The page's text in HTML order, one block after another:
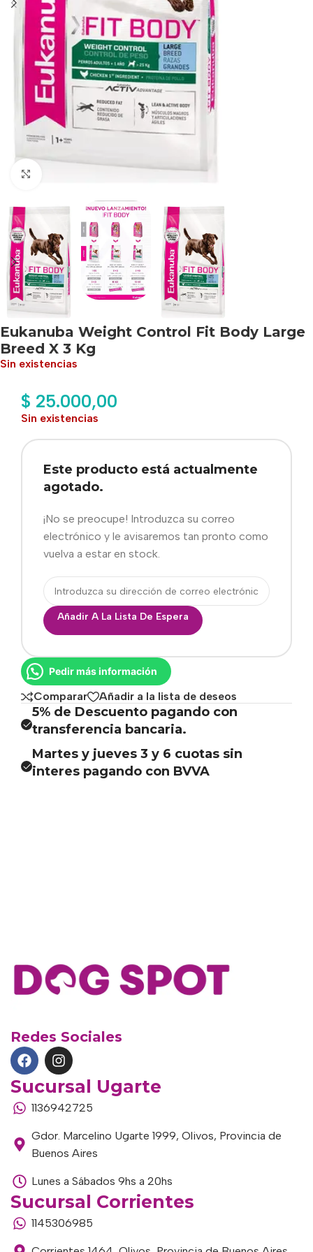
Eukanuba Weight Control Fit Body Large
Breed X 3 Kg
Sin existencias
$ 25.000,00
Sin existencias
Este producto está actualmente
agotado.
¡No se preocupe! Introduzca su correo
electrónico y le avisaremos tan pronto como
vuelva a estar en stock.
Añadir A La Lista De Espera
Pedir más información
Comparar Añadir a la lista de deseos
5% de Descuento pagando con
transferencia bancaria.
Martes y jueves 3 y 6 cuotas sin
interes pagando con BVVA
Redes Sociales
Sucursal Ugarte
1136942725
Gdor. Marcelino Ugarte 1999, Olivos, Provincia de
Buenos Aires
Lunes a Sábados 9hs a 20hs
Sucursal Corrientes
1145306985